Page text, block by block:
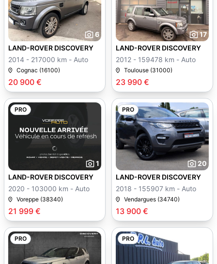
6
20 900 €
LAND-ROVER DISCOVERY
2014 - 217000 km - Auto
Cognac (16100)
17
23 990 €
LAND-ROVER DISCOVERY
2012 - 159478 km - Auto
Toulouse (31000)
PRO
1
21 999 €
LAND-ROVER DISCOVERY
2020 - 103000 km - Auto
Voreppe (38340)
PRO
20
13 900 €
LAND-ROVER DISCOVERY
2018 - 155907 km - Auto
Vendargues (34740)
PRO PRO